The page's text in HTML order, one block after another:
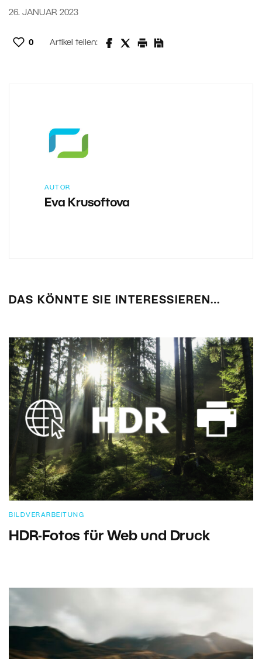
26. JANUAR 2023
0 Artikel teilen:
AUTOR
Eva Krusoftova
DAS KÖNNTE SIE INTERESSIEREN…
BILDVERARBEITUNG
HDR-Fotos für Web und Druck